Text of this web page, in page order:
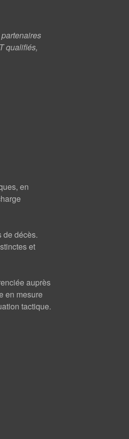
qualifiés,
en
de décès.
et
auprès
en mesure
tactique.